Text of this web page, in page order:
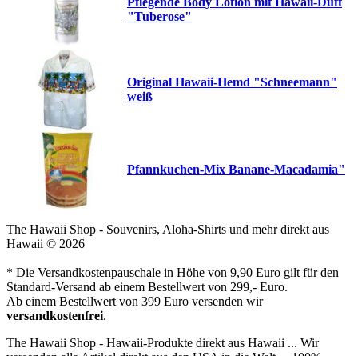
"Tuberose"
Original Hawaii-Hemd "Schneemann"
weiß
Pfannkuchen-Mix Banane-Macadamia"
The Hawaii Shop - Souvenirs, Aloha-Shirts und mehr direkt aus
Hawaii © 2026
* Die Versandkostenpauschale in Höhe von 9,90 Euro gilt für den
Standard-Versand ab einem Bestellwert von 299,- Euro.
Ab einem Bestellwert von 399 Euro versenden wir
versandkostenfrei.
The Hawaii Shop - Hawaii-Produkte direkt aus Hawaii ... Wir